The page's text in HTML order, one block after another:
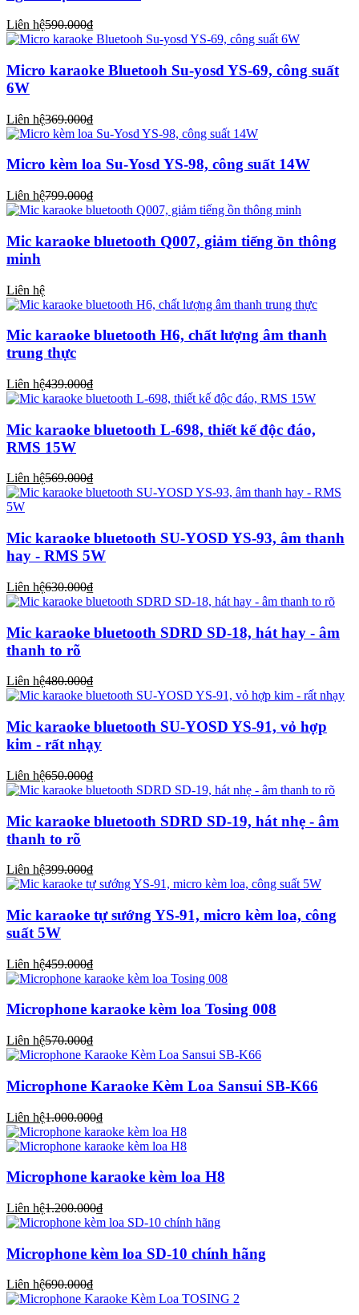
Liên hệ590.000₫
Micro karaoke Bluetooh Su-yosd YS-69, công suất
6W
Liên hệ369.000₫
Micro kèm loa Su-Yosd YS-98, công suất 14W
Liên hệ799.000₫
Mic karaoke bluetooth Q007, giảm tiếng ồn thông
minh
Liên hệ
Mic karaoke bluetooth H6, chất lượng âm thanh
trung thực
Liên hệ439.000₫
Mic karaoke bluetooth L-698, thiết kế độc đáo,
RMS 15W
Liên hệ569.000₫
Mic karaoke bluetooth SU-YOSD YS-93, âm thanh
hay - RMS 5W
Liên hệ630.000₫
Mic karaoke bluetooth SDRD SD-18, hát hay - âm
thanh to rõ
Liên hệ480.000₫
Mic karaoke bluetooth SU-YOSD YS-91, vỏ hợp
kim - rất nhạy
Liên hệ650.000₫
Mic karaoke bluetooth SDRD SD-19, hát nhẹ - âm
thanh to rõ
Liên hệ399.000₫
Mic karaoke tự sướng YS-91, micro kèm loa, công
suất 5W
Liên hệ459.000₫
Microphone karaoke kèm loa Tosing 008
Liên hệ570.000₫
Microphone Karaoke Kèm Loa Sansui SB-K66
Liên hệ1.000.000₫
Microphone karaoke kèm loa H8
Liên hệ1.200.000₫
Microphone kèm loa SD-10 chính hãng
Liên hệ690.000₫